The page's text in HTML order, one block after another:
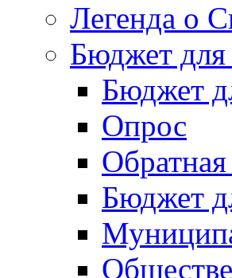
Легенда о
Бюджет для
Бюджет
Опрос
Обратная
Бюджет